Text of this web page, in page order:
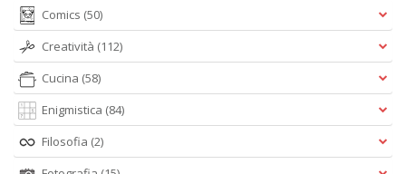
Comics (50)
Creatività (112)
Cucina (58)
Enigmistica (84)
Filosofia (2)